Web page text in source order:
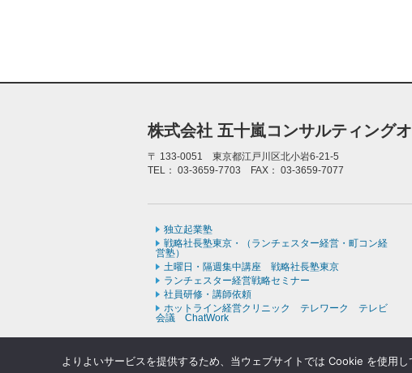
株式会社 五十嵐コンサルティング
〒 133-0051 東京都江戸川区北小岩6-21-5
TEL： 03-3659-7703 FAX： 03-3659-7077
独立起業塾
戦略社長塾東京・（ランチェスター経営・町コン経
営塾）
土曜日・隔週集中講座 戦略社長塾東京
ランチェスター経営戦略セミナー
社員研修・講師依頼
ホットライン経営クリニック テレワーク テレビ
会議 ChatWork
Copyright © ラン
よりよいサービスを提供するため、当ウェブサイトでは Cookie を使用